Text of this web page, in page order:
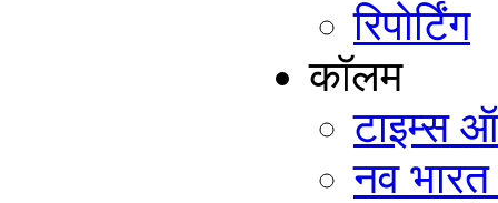
रिपोर्टिंग
कॉलम
टाइम्स
नव भारत